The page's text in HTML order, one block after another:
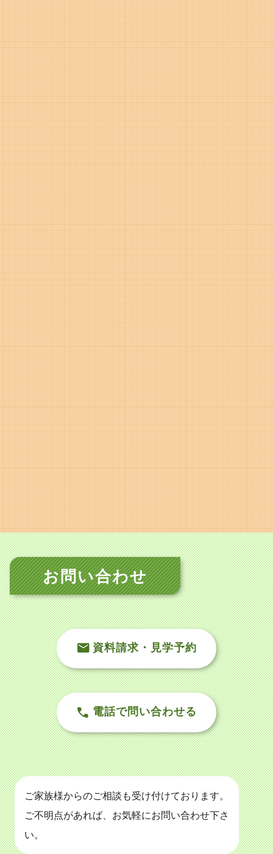
お問い合わせ
資料請求・見学予約
電話で問い合わせる
ご家族様からのご相談も受け付けております。
ご不明点があれば、お気軽にお問い合わせ下さ
い。